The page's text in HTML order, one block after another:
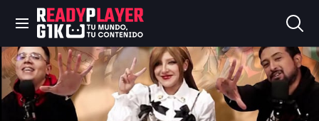
Skip
to
content